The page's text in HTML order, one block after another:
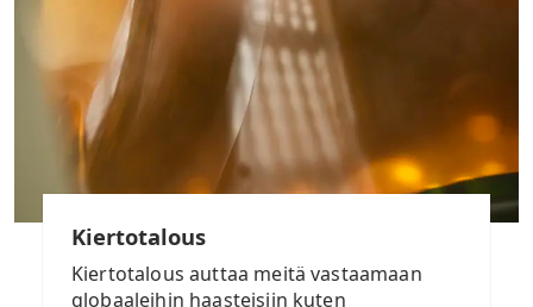
Kiertotalous
Kiertotalous auttaa meitä vastaamaan
globaaleihin haasteisiin kuten